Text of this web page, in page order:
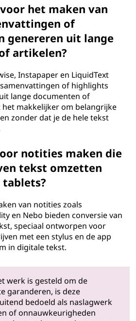
het maken van
of
genereren uit lange
artikelen?
Instapaper en LiquidText
of highlights
lange documenten of
makkelijker om belangrijke
zonder dat je de hele tekst
notities maken die
tekst omzetten
van notities zoals
en Nebo bieden conversie van
speciaal ontworpen voor
met een stylus en de app
in digitale tekst.
werk is gesteld om de
garanderen, is deze
bedoeld als naslagwerk
of onnauwkeurigheden